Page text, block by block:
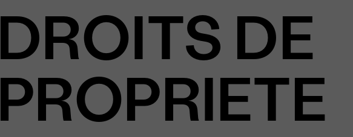
DROITS DE
PROPRIETE